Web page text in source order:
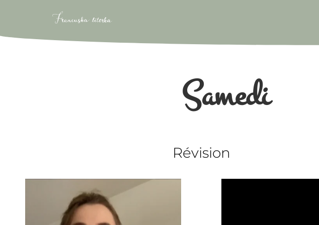
Samedi
Révision